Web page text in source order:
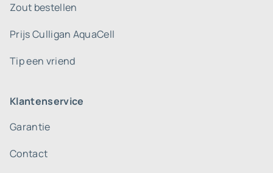
Zout bestellen
Prijs Culligan AquaCell
Tip een vriend
Klantenservice
Garantie
Contact